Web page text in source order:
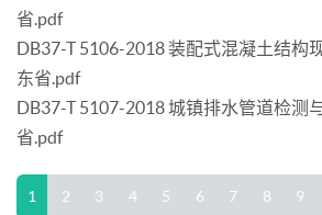
省.pdf
DB37-T 5106-2018 装配式混凝土结构
东省.pdf
DB37-T 5107-2018 城镇排水管道检测
省.pdf
1 2 3 4 5 6 7 8 9